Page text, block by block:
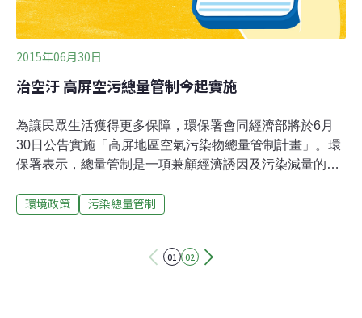
2015年06月30日
治空汙 高屏空污總量管制今起實施
為讓民眾生活獲得更多保障，環保署會同經濟部將於6月
30日公告實施「高屏地區空氣污染物總量管制計畫」。環
保署表示，總量管制是一項兼顧經濟誘因及污染減量的嶄
管制計畫第一期程為3年，一開始將先要求既存的工廠先
新設或變更達一定規模的工廠，更必須取得足夠抵換污染
環境政策 污染總量管制
01 02